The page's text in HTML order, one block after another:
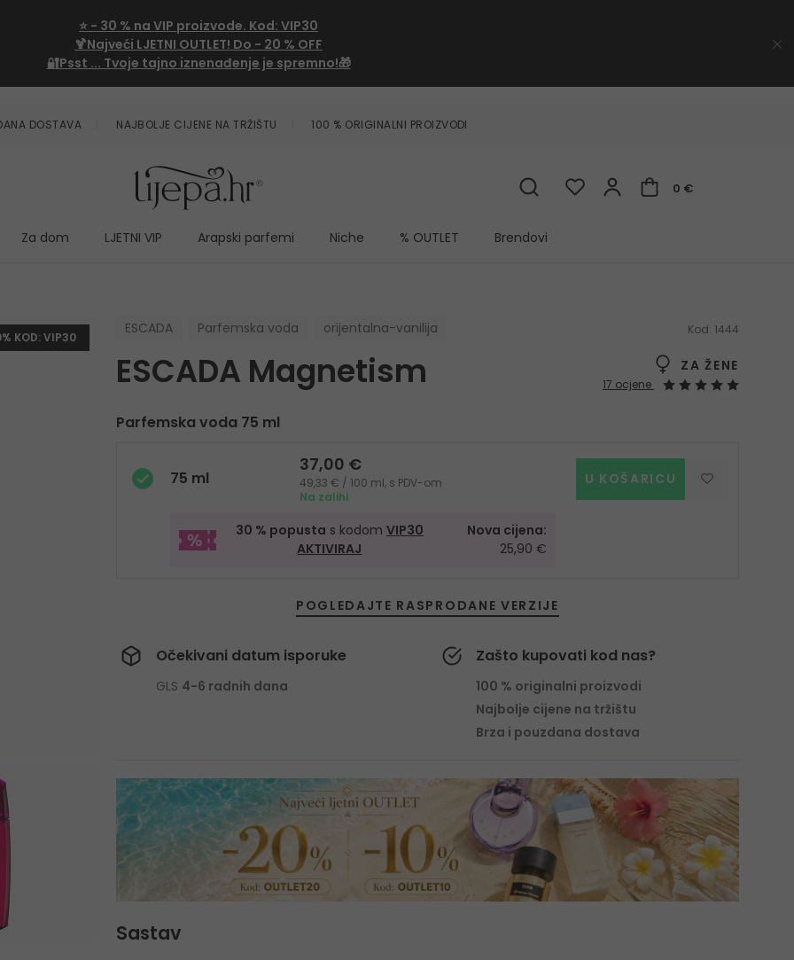
⭐ - 30 % na VIP proizvode. Kod: VIP30
🍹Najveći LJETNI OUTLET! Do - 20 % OFF
🔐Psst ... Tvoje tajno iznenađenje je spremno!🎁
DOSTAVA NAJBOLJE CIJENE NA TRŽIŠTU 100 % ORIGINALNI PROIZVODI
0 €
Za dom LJETNI VIP Arapski parfemi Niche % OUTLET Brendovi
KOD: VIP30
ESCADA Parfemska voda orijentalna-vanilija Kod: 1444
ESCADA Magnetism ZA ŽENE
17 ocjene
Parfemska voda 75 ml
75 ml
37,00 €
49,33 € / 100 ml, s PDV-om
Na zalihi
U KOŠARICU
30 % popusta s kodom VIP30
AKTIVIRAJ
Nova cijena:
25,90 €
POGLEDAJTE RASPRODANE VERZIJE
Očekivani datum isporuke
GLS 4-6 radnih dana
Zašto kupovati kod nas?
100 % originalni proizvodi
Najbolje cijene na tržištu
Brza i pouzdana dostava
Sastav